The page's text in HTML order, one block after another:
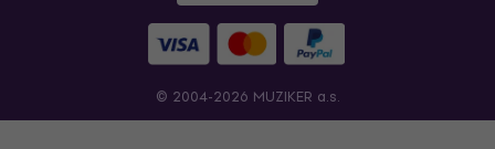
© 2004-2026 MUZIKER a.s.